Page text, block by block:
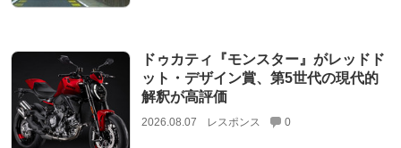
ドゥカティ『モンスター』がレッドド
ット・デザイン賞、第5世代の現代的
解釈が高評価
2026.08.07 レスポンス 0